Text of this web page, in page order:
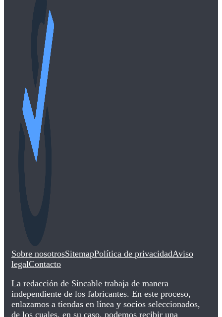
Sobre nosotrosSitemapPolítica de privacidadAviso
legalContacto
La redacción de Sincable trabaja de manera
independiente de los fabricantes. En este proceso,
enlazamos a tiendas en línea y socios seleccionados,
de los cuales, en su caso, podemos recibir una